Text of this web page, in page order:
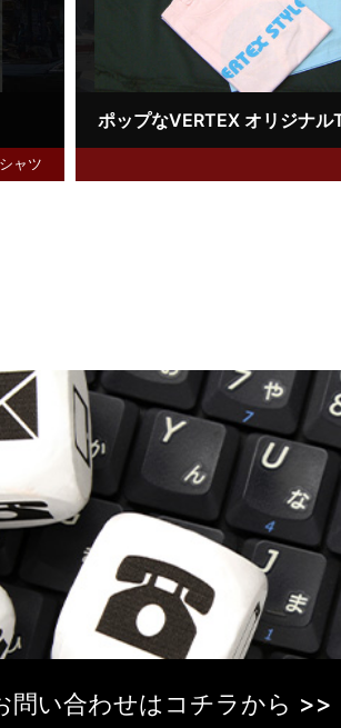
ャツ
ポップなVERTEX オリジナル
問い合わせはコチラから >>